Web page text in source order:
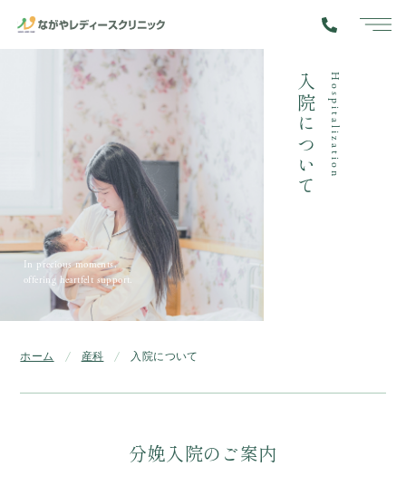
toggle
Hospitalization
入院について
In precious moments,
offering heartfelt support.
ホーム 産科 入院について
分娩入院のご案内